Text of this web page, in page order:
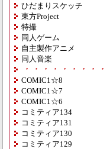
ひだまりスケッチ
東方Project
特撮
同人ゲーム
自主製作アニメ
同人音楽
・・・・・・・・
COMIC1☆8
COMIC1☆7
COMIC1☆6
コミティア134
コミティア131
コミティア130
コミティア129